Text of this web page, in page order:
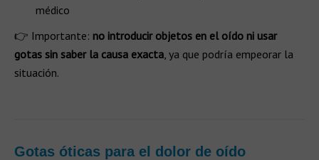
médico
👉 Importante: no introducir objetos en el oído ni usar
gotas sin saber la causa exacta, ya que podría empeorar la
situación.
Gotas óticas para el dolor de oído